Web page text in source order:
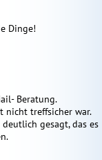
Dinge!
Beratung.
nicht treffsicher war.
gesagt, das es